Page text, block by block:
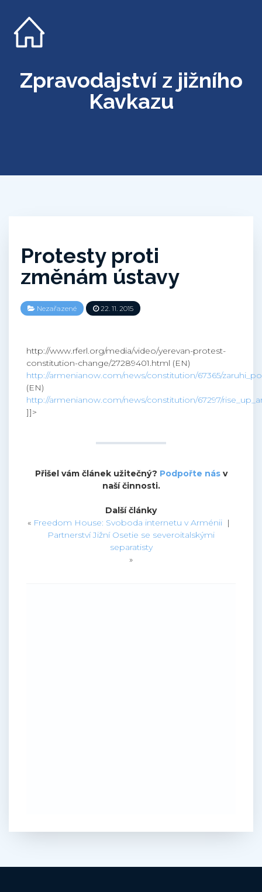
Zpravodajství z jižního
Kavkazu
Protesty proti
změnám ústavy
Nezařazené 22. 11. 2015
http://www.rferl.org/media/video/yerevan-protest-
constitution-change/27289401.html (EN)
http://armenianow.com/news/constitution/67365/
(EN)
http://armenianow.com/news/constitution/67297/
]]>
Přišel vám článek užitečný? Podpořte násv
naší činnosti.
Další články
« Freedom House: Svoboda internetu v Arménii |
Partnerství Jižní Osetie se severoitalskými
separatisty
»